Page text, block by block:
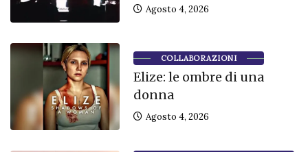
Agosto 4, 2026
COLLABORAZIONI
Elize: le ombre di una
donna
Agosto 4, 2026